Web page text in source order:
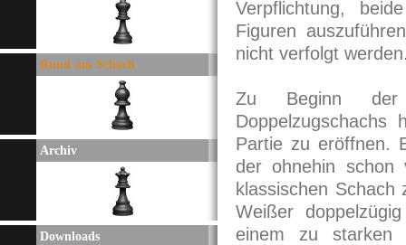
Rund um Schach
Archiv
Downloads
Verpflichtung,
Figuren
nicht verfolgt
Zu Beginn der
Partie zu eröffnen.
der ohnehin schon
klassischen
Weißer
einem zu starken